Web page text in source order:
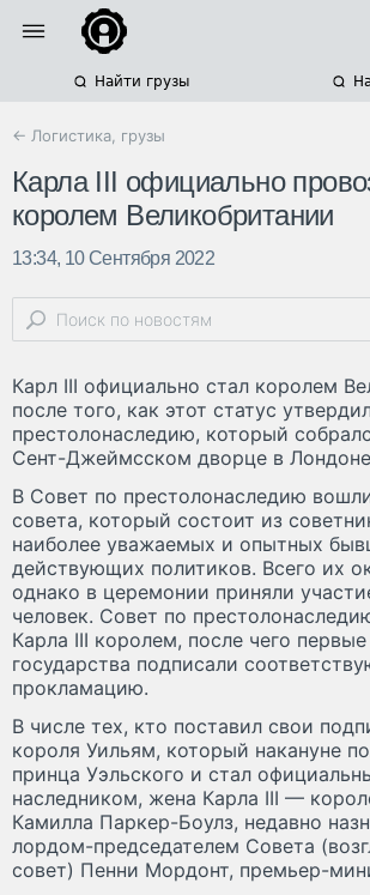
Найти грузы
← Логистика, грузы
Карла III официально
королем Великобритании
13:34, 10 Сентября 2022
Карл III официально стал королем
после того, как этот статус
престолонаследию, который
Сент-Джеймсском дворце в
В Совет по престолонаследию
совета, который состоит из
наиболее уважаемых и опытных
действующих политиков. Всего их
однако в церемонии приняли
человек. Совет по
Карла III королем, после чего
государства подписали
прокламацию.
В числе тех, кто поставил свои
короля Уильям, который накануне
принца Уэльского и стал
наследником, жена Карла III —
Камилла Паркер-Боулз, недавно
лордом-председателем Совета
совет) Пенни Мордонт, премьер-